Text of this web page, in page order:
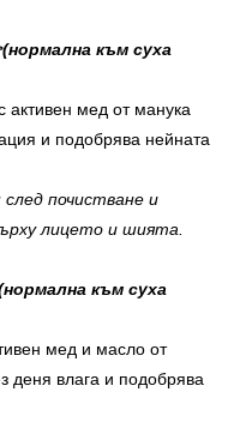
(нормална към суха
мед от манука
и подобрява нейната
почистване и
лицето и шията.
към суха
мед и масло от
деня влага и подобрява